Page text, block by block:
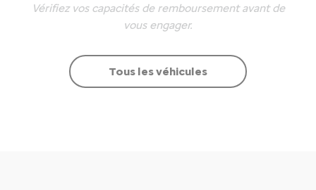
Vérifiez vos capacités de remboursement avant de
vous engager.
Tous les véhicules